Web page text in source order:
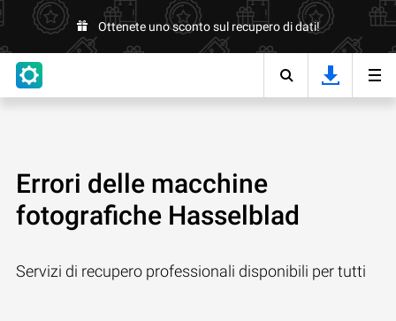
Ottenete uno sconto sul recupero di dati!
Errori delle macchine
fotografiche Hasselblad
Servizi di recupero professionali disponibili per tutti